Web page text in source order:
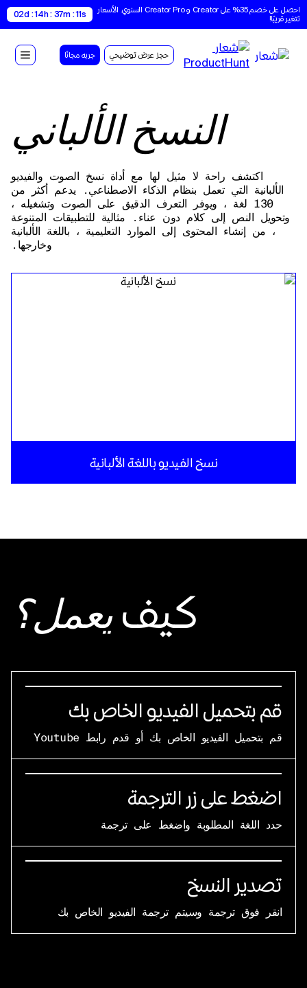
تتغير قريبًا!
02d : 14h : 37m : 10s
حجز عرض توضيحي جربه مجانًا
النسخ الألباني
اكتشف راحة لا مثيل لها مع أداة نسخ الصوت والفيديو
الألبانية التي تعمل بنظام الذكاء الاصطناعي. يدعم أكثر من
130 لغة ، ويوفر التعرف الدقيق على الصوت وتشغيله ،
وتحويل النص إلى كلام دون عناء. مثالية للتطبيقات المتنوعة
، من إنشاء المحتوى إلى الموارد التعليمية ، باللغة الألبانية
وخارجها.
نسخ الفيديو باللغة الألبانية
كيفيعمل؟
قم بتحميل الفيديو الخاص بك
قم بتحميل الفيديو الخاص بك أو قدم رابط Youtube
اضغط على زر الترجمة
حدد اللغة المطلوبة واضغط على ترجمة
تصدير النسخ
انقر فوق ترجمة وسيتم ترجمة الفيديو الخاص بك